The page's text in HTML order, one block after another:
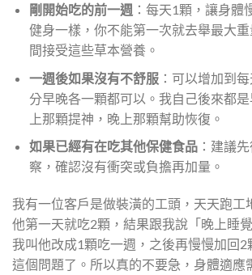
剛開始吃的前一週 ：每天1顆，讓身體
健身一樣，你不能第一次就去舉最大
間接受這些草本營養。
一週後如果沒有不舒服：可以增加到
分早晚各一顆都可以。我自己後來都
上那顆提神，晚上那顆幫助恢復。
如果已經有在吃其他保健食品：建議
察，確認沒有衝突或負擔再加量。
我有一位客戶是做裝潢的工頭，天天跑工
他第一天就吃2顆，結果跟我說「晚上睡
我叫他改成1顆吃一週，之後再慢慢加回2
這個問題了。所以真的不要急，身體適應